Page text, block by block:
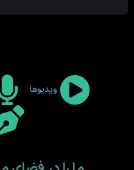
ویدیوها